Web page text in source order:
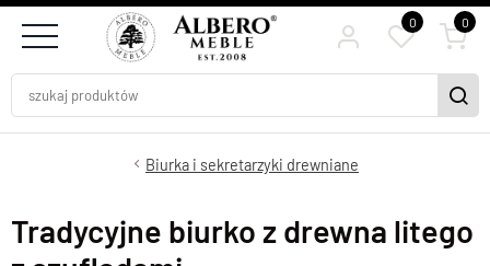
0 0
Biurka i sekretarzyki drewniane
Tradycyjne biurko z drewna litego